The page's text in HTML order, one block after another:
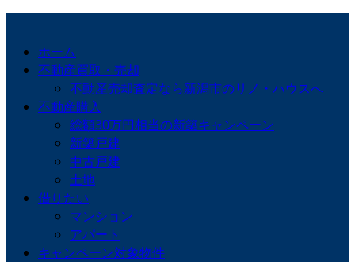
ホーム
不動産買取・売却
不動産売却査定なら新潟市のリノ・ハウスへ
不動産購入
総額30万円相当の新築キャンペーン
新築戸建
中古戸建
土地
借りたい
マンション
アパート
キャンペーン対象物件